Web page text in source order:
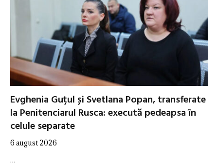
Evghenia Guțul și Svetlana Popan, transferate
la Penitenciarul Rusca: execută pedeapsa în
celule separate
6 august 2026
…